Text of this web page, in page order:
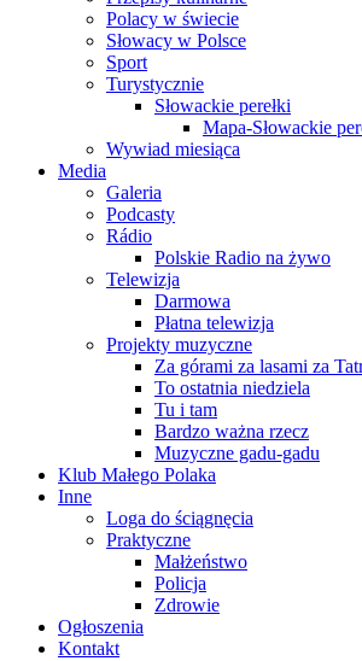
Polacy w świecie
Słowacy w Polsce
Sport
Turystycznie
Słowackie perełki
Mapa-Słowackie
Wywiad miesiąca
Media
Galeria
Podcasty
Rádio
Polskie Radio na żywo
Telewizja
Darmowa
Płatna telewizja
Projekty muzyczne
Za górami za lasami za
To ostatnia niedziela
Tu i tam
Bardzo ważna rzecz
Muzyczne gadu-gadu
Klub Małego Polaka
Inne
Loga do ściągnęcia
Praktyczne
Małżeństwo
Policja
Zdrowie
Ogłoszenia
Kontakt